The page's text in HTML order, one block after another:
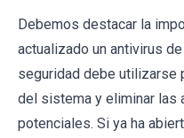
Debemos destacar la
actualizado un antivirus
seguridad debe utilizarse
del sistema y eliminar las
potenciales. Si ya ha